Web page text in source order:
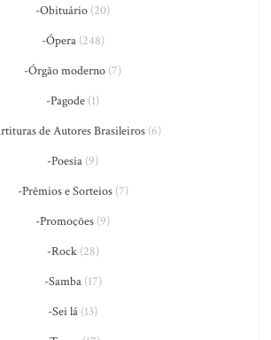
-Obituário (20)
-Ópera(248)
-Órgão moderno (7)
-Pagode (1)
de Autores Brasileiros(6)
-Poesia (9)
-Prêmios e Sorteios(7)
-Promoções (9)
-Rock(28)
-Samba(17)
-Sei lá (13)